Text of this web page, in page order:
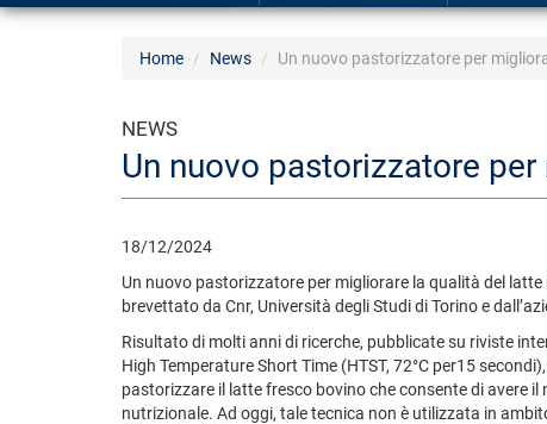
Home News Un nuovo pastorizzatore per
NEWS
Un nuovo pastorizzatore
18/12/2024
Un nuovo pastorizzatore per migliorare la qualità del
brevettato da Cnr, Università degli Studi di Torino e
Risultato di molti anni di ricerche, pubblicate su riviste
High Temperature Short Time (HTST, 72°C per15
pastorizzare il latte fresco bovino che consente di avere
nutrizionale. Ad oggi, tale tecnica non è utilizzata in